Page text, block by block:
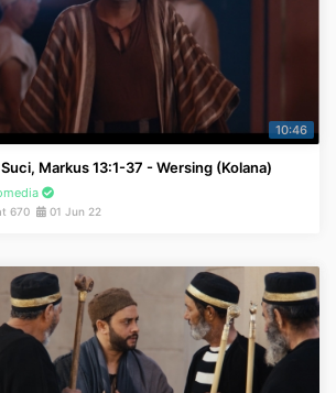
10:46
Markus 13:1-37 - Wersing (Kolana)
670 01 Jun 22